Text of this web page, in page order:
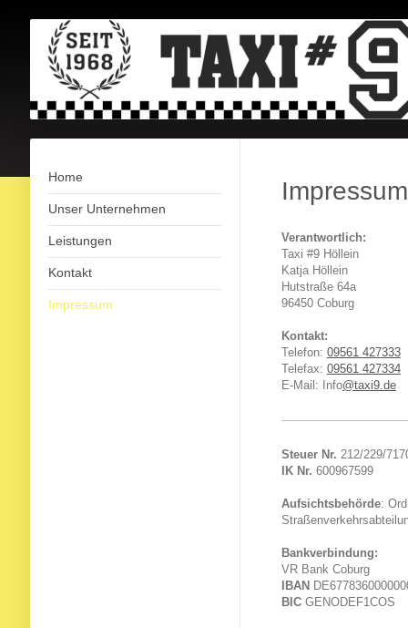
Home
Unser Unternehmen
Leistungen
Kontakt
Impressum
Impressum
Verantwortlich:
Taxi #9 Höllein
Katja Höllein
Hutstraße 64a
96450 Coburg
Kontakt:
Telefon: 09561 427333
Telefax: 09561 427334
E-Mail: Info@taxi9.de
Steuer Nr. 212/229/
IK Nr. 600967599
Aufsichtsbehörde:
Bankverbindung:
VR Bank Coburg
IBAN
BICGENODEF1COS